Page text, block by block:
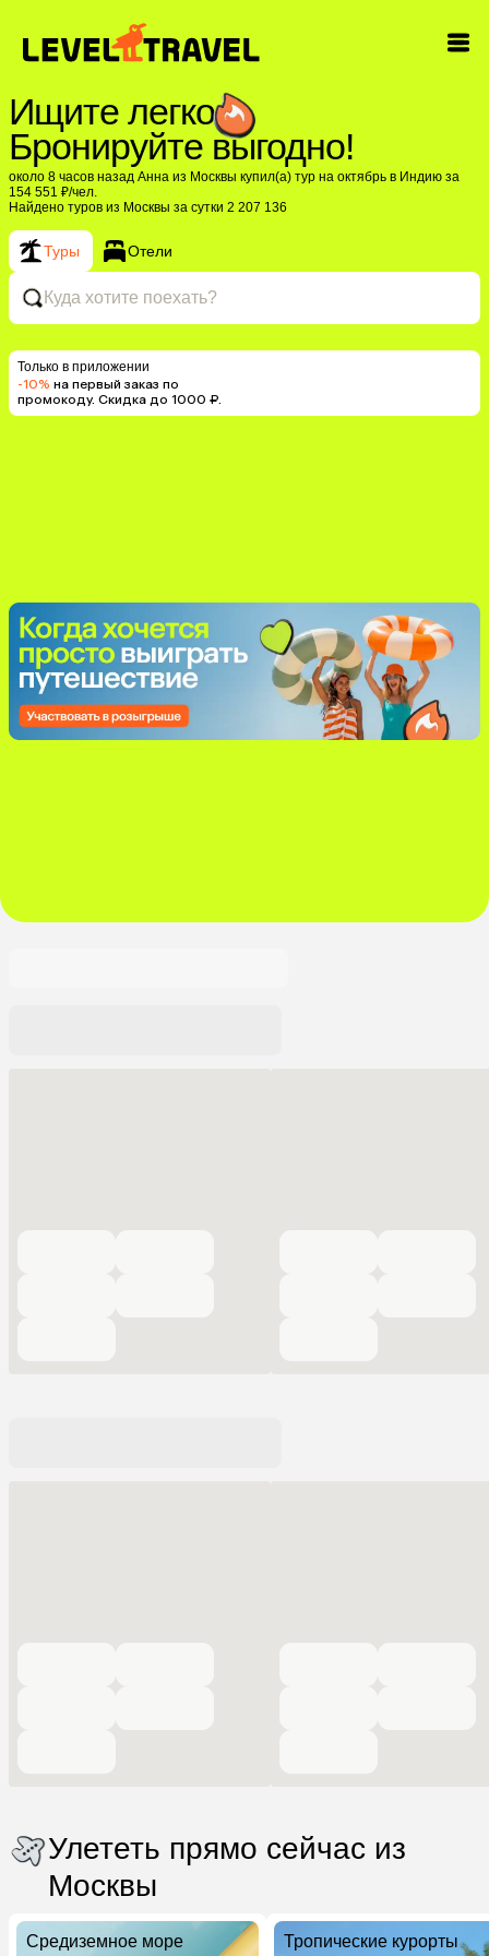
Ищите легко
Бронируйте выгодно!
около 8 часов назад Анна из Москвы купил(a) тур на октябрь в Индию за
154 551 ₽/чел.
Найдено туров из Москвы за сутки 2 207 136
Туры Отели
Куда хотите поехать?
Только в приложении
-10% на первый заказ по
промокоду. Скидка до 1000 ₽.
Улететь прямо сейчас из
Москвы
Средиземное море Тропические курорты